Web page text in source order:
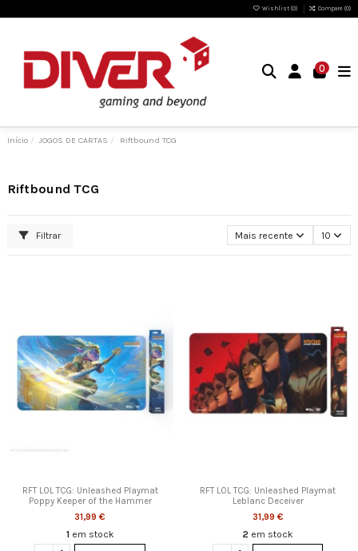
Wishlist (0) Compare (0)
0
Início JOGOS DE CARTAS Riftbound TCG
Riftbound TCG
Filtrar Mais recente 10
RFT LOL TCG: Unleashed Playmat
Poppy Keeper of the Hammer
31,99 €
1 em stock
RFT LOL TCG: Unleashed Playmat
Leblanc Deceiver
31,99 €
2 em stock